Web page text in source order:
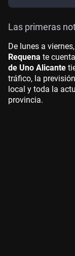
Las primeras
De lunes a
Requena te
de Uno Alicante
tráfico, la
local y toda la
provincia.